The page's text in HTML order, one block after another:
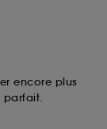
encore plus
parfait.